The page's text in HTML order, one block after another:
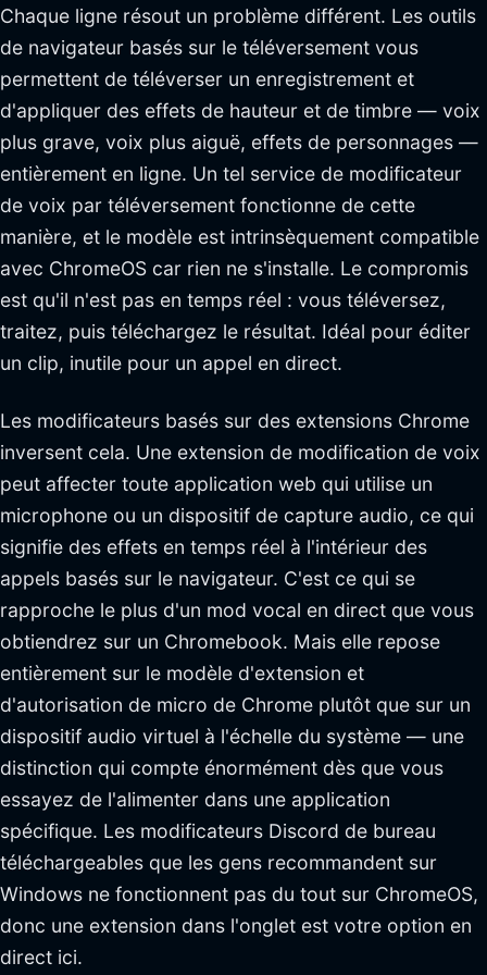
Chaque ligne résout un problème différent. Les outils
de navigateur basés sur le téléversement vous
permettent de téléverser un enregistrement et
d'appliquer des effets de hauteur et de timbre — voix
plus grave, voix plus aiguë, effets de personnages —
entièrement en ligne. Un tel service de modificateur
de voix par téléversement fonctionne de cette
manière, et le modèle est intrinsèquement compatible
avec ChromeOS car rien ne s'installe. Le compromis
est qu'il n'est pas en temps réel : vous téléversez,
traitez, puis téléchargez le résultat. Idéal pour éditer
un clip, inutile pour un appel en direct.
Les modificateurs basés sur des extensions Chrome
inversent cela. Une extension de modification de voix
peut affecter toute application web qui utilise un
microphone ou un dispositif de capture audio, ce qui
signifie des effets en temps réel à l'intérieur des
appels basés sur le navigateur. C'est ce qui se
rapproche le plus d'un mod vocal en direct que vous
obtiendrez sur un Chromebook. Mais elle repose
entièrement sur le modèle d'extension et
d'autorisation de micro de Chrome plutôt que sur un
dispositif audio virtuel à l'échelle du système — une
distinction qui compte énormément dès que vous
essayez de l'alimenter dans une application
spécifique. Les modificateurs Discord de bureau
téléchargeables que les gens recommandent sur
Windows ne fonctionnent pas du tout sur ChromeOS,
donc une extension dans l'onglet est votre option en
direct ici.